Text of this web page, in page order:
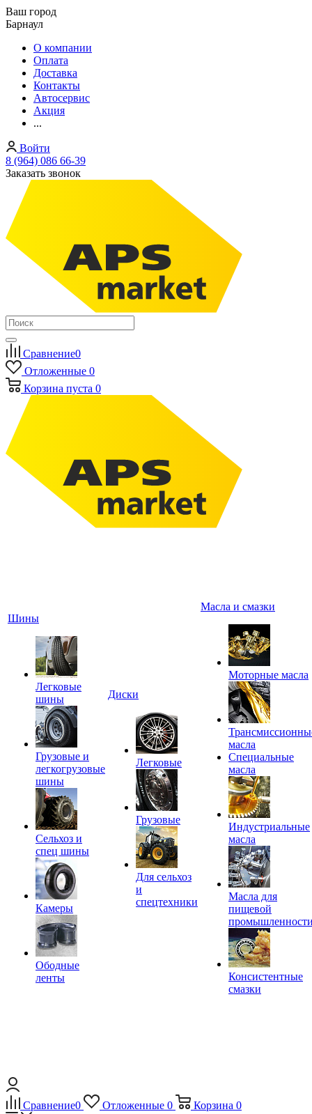
Ваш город
Барнаул
О компании
Оплата
Доставка
Контакты
Автосервис
Акция
...
Войти
8 (964) 086 66-39
Заказать звонок
Сравнение0
Отложенные 0
Корзина пуста 0
Шины
Легковые
шины
Грузовые и
легкогрузовые
шины
Сельхоз и
спец шины
Камеры
Ободные
ленты
Диски
Легковые
Грузовые
Для сельхоз
и
спецтехники
Масла и смазки
Моторные масла
масла
Специальные
масла
Индустриальные
масла
Масла для
пищевой
Консистентные
смазки
Сравнение0 Отложенные 0 Корзина 0